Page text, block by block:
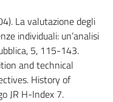
La valutazione degli
individuali: un’analisi
5, 115-143.
and technical
History of
JR H-Index 7.